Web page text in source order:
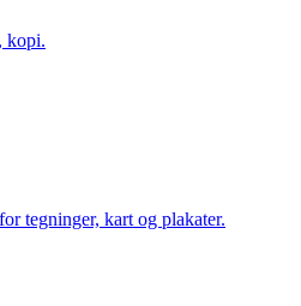
kopi.
tegninger, kart og plakater.